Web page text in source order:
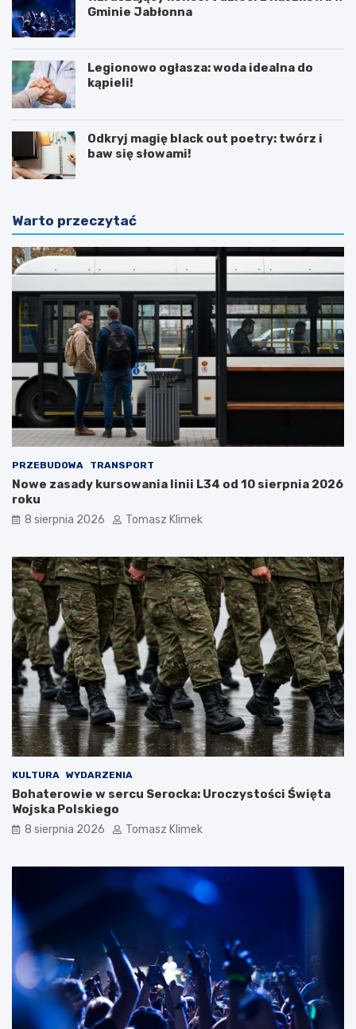
Gminie Jabłonna
Legionowo ogłasza: woda idealna do
kąpieli!
Odkryj magię black out poetry: twórz i
baw się słowami!
Warto przeczytać
PRZEBUDOWA TRANSPORT
Nowe zasady kursowania linii L34 od 10 sierpnia 2026
roku
8 sierpnia 2026 Tomasz Klimek
KULTURA WYDARZENIA
Bohaterowie w sercu Serocka: Uroczystości Święta
Wojska Polskiego
8 sierpnia 2026 Tomasz Klimek